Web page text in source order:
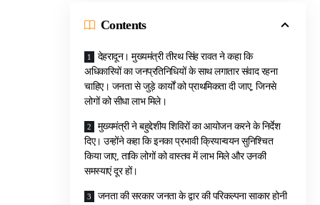
Contents
देहरादून। मुख्यमंत्री तीरथ सिंह रावत ने कहा कि
अधिकारियों का जनप्रतिनिधियों के साथ लगातार संवाद रहना
चाहिए। जनता से जुड़े कार्यों को प्राथमिकता दी जाए, जिनसे
लोगों को सीधा लाभ मिले।
मुख्यमंत्री ने बहुद्देशीय शिविरों का आयोजन करने के निर्देश
दिए। उन्होंने कहा कि इनका प्रभावी क्रियान्वयन सुनिश्चित
किया जाए, ताकि लोगों को वास्तव में लाभ मिले और उनकी
समस्याएं दूर हों।
जनता की सरकार जनता के द्वार की परिकल्पना साकार होनी